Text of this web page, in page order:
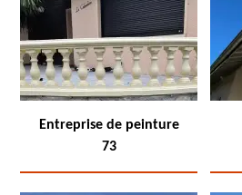
Entreprise de peinture
73